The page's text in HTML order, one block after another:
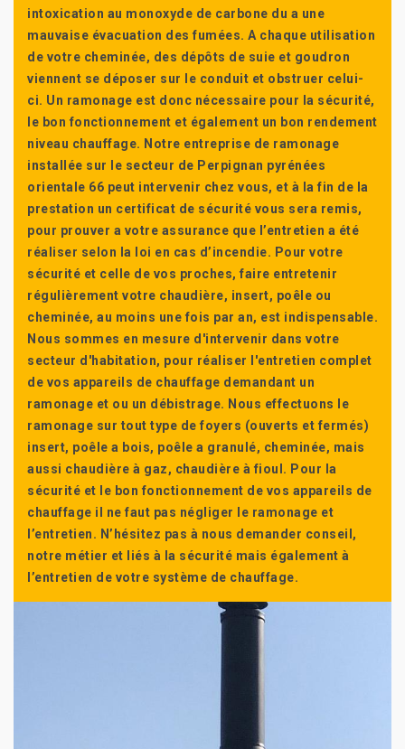
intoxication au monoxyde de carbone du a une
mauvaise évacuation des fumées. A chaque utilisation
de votre cheminée, des dépôts de suie et goudron
viennent se déposer sur le conduit et obstruer celui-
ci. Un ramonage est donc nécessaire pour la sécurité,
le bon fonctionnement et également un bon rendement
niveau chauffage. Notre entreprise de ramonage
installée sur le secteur de Perpignan pyrénées
orientale 66 peut intervenir chez vous, et à la fin de la
prestation un certificat de sécurité vous sera remis,
pour prouver a votre assurance que l’entretien a été
réaliser selon la loi en cas d’incendie. Pour votre
sécurité et celle de vos proches, faire entretenir
régulièrement votre chaudière, insert, poêle ou
cheminée, au moins une fois par an, est indispensable.
Nous sommes en mesure d'intervenir dans votre
secteur d'habitation, pour réaliser l'entretien complet
de vos appareils de chauffage demandant un
ramonage et ou un débistrage. Nous effectuons le
ramonage sur tout type de foyers (ouverts et fermés)
insert, poêle a bois, poêle a granulé, cheminée, mais
aussi chaudière à gaz, chaudière à fioul. Pour la
sécurité et le bon fonctionnement de vos appareils de
chauffage il ne faut pas négliger le ramonage et
l’entretien. N’hésitez pas à nous demander conseil,
notre métier et liés à la sécurité mais également à
l’entretien de votre système de chauffage.